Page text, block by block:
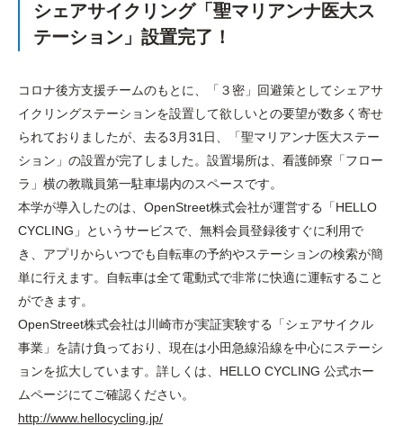
シェアサイクリング「聖マリアンナ医大ス
テーション」設置完了！
コロナ後方支援チームのもとに、「３密」回避策としてシェアサ
イクリングステーションを設置して欲しいとの要望が数多く寄せ
られておりましたが、去る3月31日、「聖マリアンナ医大ステー
ション」の設置が完了しました。設置場所は、看護師寮「フロー
ラ」横の教職員第一駐車場内のスペースです。
本学が導入したのは、OpenStreet株式会社が運営する「HELLO
CYCLING」というサービスで、無料会員登録後すぐに利用で
き、アプリからいつでも自転車の予約やステーションの検索が簡
単に行えます。自転車は全て電動式で非常に快適に運転すること
ができます。
OpenStreet株式会社は川崎市が実証実験する「シェアサイクル
事業」を請け負っており、現在は小田急線沿線を中心にステーシ
ョンを拡大しています。詳しくは、HELLO CYCLING 公式ホー
ムページにてご確認ください。
http://www.hellocycling.jp/